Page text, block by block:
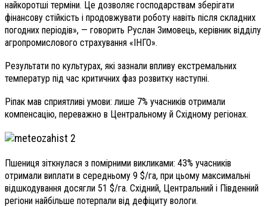
найкоротші терміни. Це дозволяє господарствам зберігати
фінансову стійкість і продовжувати роботу навіть після складних
погодних періодів», — говорить Руслан Зимовець, керівник відділу
агропромислового страхування «ІНГО».
Результати по культурах, які зазнали впливу екстремальних
температур під час критичних фаз розвитку наступні.
Ріпак мав сприятливі умови: лише 7% учасників отримали
компенсацію, переважно в Центральному й Східному регіонах.
Пшениця зіткнулася з помірними викликами: 43% учасників
отримали виплати в середньому 9 $/га, при цьому максимальні
відшкодування досягли 51 $/га. Східний, Центральний і Південний
регіони найбільше потерпали від дефіциту вологи.